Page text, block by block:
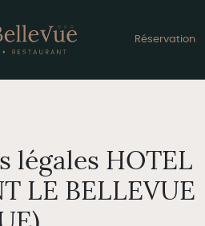
Réservation
légales HOTEL
LE BELLEVUE